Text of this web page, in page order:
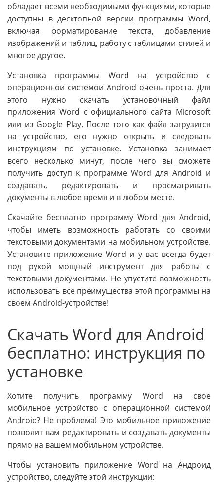
обладает всеми необходимыми функциями, которые
доступны в десктопной версии программы Word,
включая форматирование текста, добавление
изображений и таблиц, работу с таблицами стилей и
многое другое.
Установка программы Word на устройство с
операционной системой Android очень проста. Для
этого нужно скачать установочный файл
приложения Word с официального сайта Microsoft
или из Google Play. После того как файл загрузится
на устройство, его нужно открыть и следовать
инструкциям по установке. Установка занимает
всего несколько минут, после чего вы сможете
получить доступ к программе Word для Android и
создавать, редактировать и просматривать
документы в любое время и в любом месте.
Скачайте бесплатно программу Word для Android,
чтобы иметь возможность работать со своими
текстовыми документами на мобильном устройстве.
Установите приложение Word и у вас всегда будет
под рукой мощный инструмент для работы с
текстовыми документами. Не упустите возможность
использовать все преимущества этой программы на
своем Android-устройстве!
Скачать Word для Android
бесплатно: инструкция по
установке
Хотите получить программу Word на свое
мобильное устройство с операционной системой
Android? Не проблема! Это мобильное приложение
позволит вам редактировать и создавать документы
прямо на вашем мобильном устройстве.
Чтобы установить приложение Word на Андроид
устройство, следуйте этой инструкции: